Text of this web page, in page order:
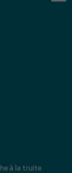
à la truite